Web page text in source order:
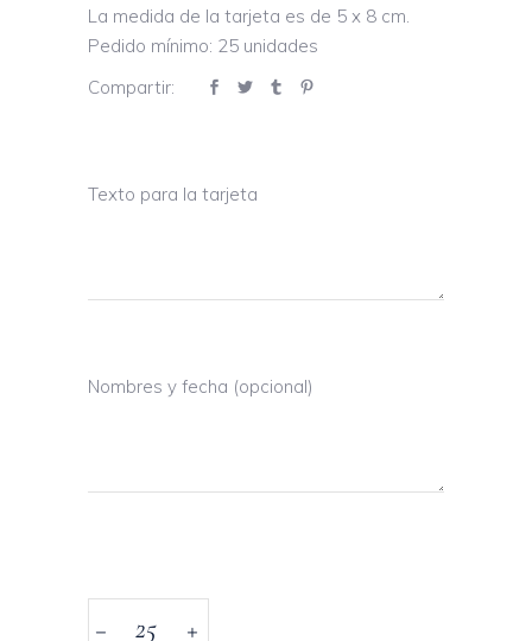
La medida de la tarjeta es de 5 x 8 cm.
Pedido mínimo: 25 unidades
Compartir:
Texto para la tarjeta
Nombres y fecha (opcional)